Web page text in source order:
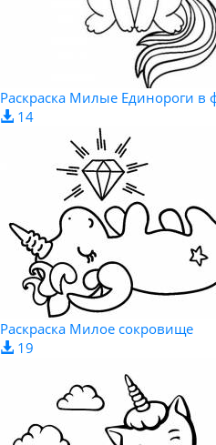
Раскраска Милые Единороги в
14
Раскраска Милое сокровище
19